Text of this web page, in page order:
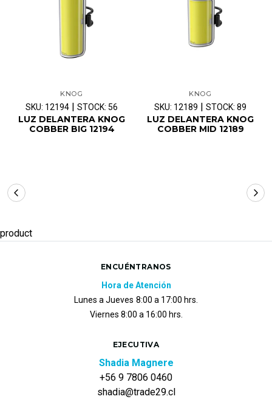
KNOG
SKU: 12194 | STOCK: 56
LUZ DELANTERA KNOG
COBBER BIG 12194
KNOG
SKU: 12189 | STOCK: 89
LUZ DELANTERA KNOG
COBBER MID 12189
product
ENCUÉNTRANOS
Hora de Atención
Lunes a Jueves 8:00 a 17:00 hrs.
Viernes 8:00 a 16:00 hrs.
EJECUTIVA
Shadia Magnere
+56 9 7806 0460
shadia@trade29.cl